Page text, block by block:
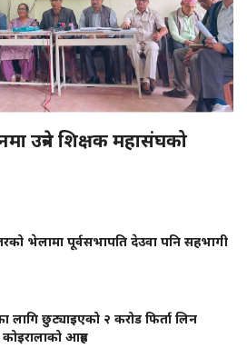
उत्रने शिक्षक महासंघको
भेलामा पूर्वसभापति देउवा पनि सहभागी
लागि छुट्याइएको २ करोड फिर्ता लिन
आग्रह